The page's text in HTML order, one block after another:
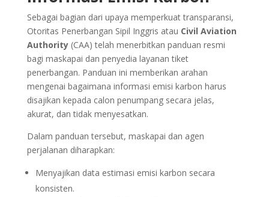
Sebagai bagian dari upaya memperkuat transparansi,
Otoritas Penerbangan Sipil Inggris atau Civil Aviation
Authority(CAA) telah menerbitkan panduan resmi
bagi maskapai dan penyedia layanan tiket
penerbangan. Panduan ini memberikan arahan
mengenai bagaimana informasi emisi karbon harus
disajikan kepada calon penumpang secara jelas,
akurat, dan tidak menyesatkan.
Dalam panduan tersebut, maskapai dan agen
perjalanan diharapkan:
Menyajikan data estimasi emisi karbon secara
konsisten.